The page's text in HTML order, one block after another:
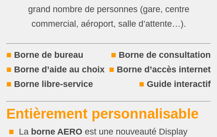
grand nombre de personnes (gare, centre
commercial, aéroport, salle d’attente…).
■ Borne de bureau ■ Borne de consultation
■ Borne d’aide au choix ■ Borne d’accès internet
■ Borne libre-service ■ Guide interactif
Entièrement personnalisable
■ La borne AERO est une nouveauté Display